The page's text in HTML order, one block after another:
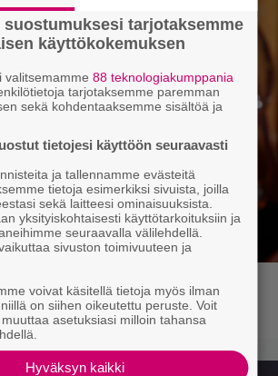
000 euroa Suomeen – tänne
suostumuksesi tarjotaksemme
käyttökokemuksen
valitsemamme88 teknologiakumppania
tarjotaksemme paremman
sekä kohdentaaksemme sisältöä ja
tietojesi käyttöön seuraavasti
ja tallennamme evästeitä
tietoja esimerkiksi sivuista, joilla
sekä laitteesi ominaisuuksista.
yksityiskohtaisesti käyttötarkoituksiin ja
seuraavalla välilehdellä.
sivuston toimivuuteen ja
voivat käsitellä tietoja myös ilman
on siihen oikeutettu peruste. Voit
asetuksiasi milloin tahansa
Hyväksyn kaikki